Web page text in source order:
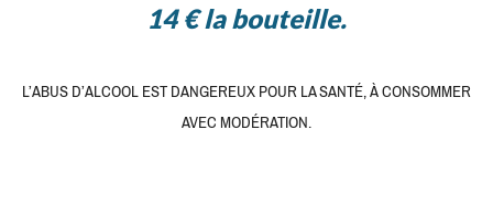
14 € la bouteille.
L’ABUS D’ALCOOL EST DANGEREUX POUR LA SANTÉ, À CONSOMMER
AVEC MODÉRATION.